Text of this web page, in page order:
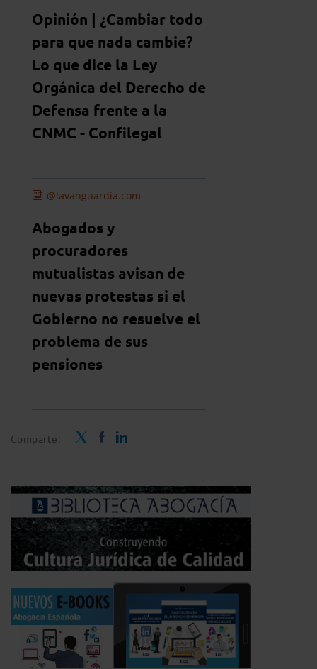
Opinión | ¿Cambiar todo
para que nada cambie?
Lo que dice la Ley
Orgánica del Derecho de
Defensa frente a la
CNMC - Confilegal
@lavanguardia.com
Abogados y
procuradores
mutualistas avisan de
nuevas protestas si el
Gobierno no resuelve el
problema de sus
pensiones
Comparte: